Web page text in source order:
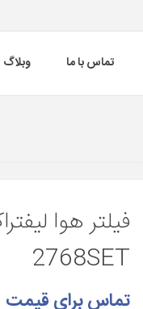
تماس با ما وبلاگ
2768SET
تماس برای قیمت